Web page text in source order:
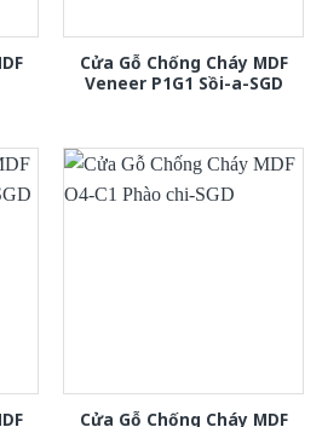
Cửa Gỗ Chống Cháy MDF
Veneer P1G1 Sồi-a-SGD
Cửa Gỗ Chống Cháy MDF